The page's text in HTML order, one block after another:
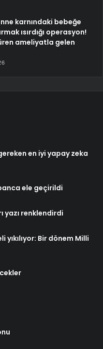
karnındaki bebeğe
ısırdığı operasyon!
ameliyatla gelen
en iyi yapay zeka
ele geçirildi
yazı renklendirdi
yıkılıyor: Bir dönem Milli